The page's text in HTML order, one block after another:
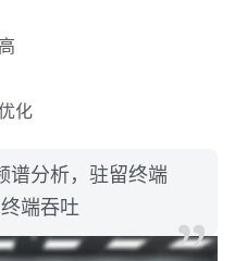
化
谱分析，驻留终端
端吞吐